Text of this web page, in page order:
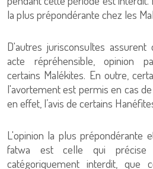
la plus prépondérante chez les
D'autres jurisconsultes
acte répréhensible, opinion
certains Malékites. En outre,
l'avortement est permis en cas
en effet, l’avis de certains
L'opinion la plus prépondérante
fatwa est celle qui précise
catégoriquement interdit,